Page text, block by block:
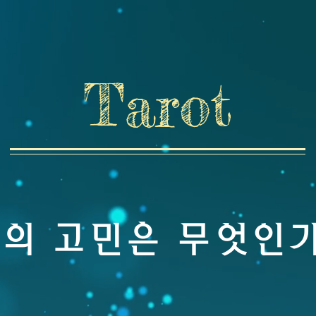
Tarot
고민은 무엇인